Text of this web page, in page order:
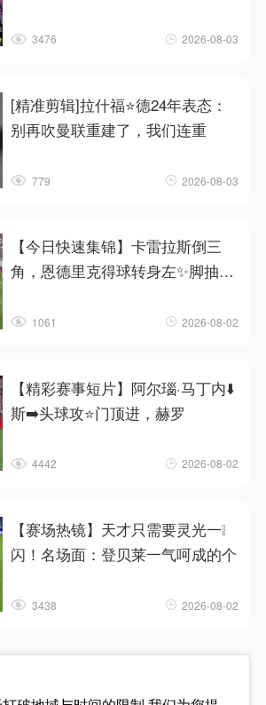
3476 2026-08-03
[精准剪辑]拉什福⭐德24年表态：
别再吹曼联重建了，我们连重
779 2026-08-03
【今日快速集锦】卡雷拉斯倒三
角，恩德里克得球转身左✨脚抽射
1061 2026-08-02
【精彩赛事短片】阿尔瑙·马丁内⬇️
斯➡️头球攻⭐门顶进，赫罗
4442 2026-08-02
【赛场热镜】天才只需要灵光一❕
闪！名场面：登贝莱一气呵成的个
3438 2026-08-02